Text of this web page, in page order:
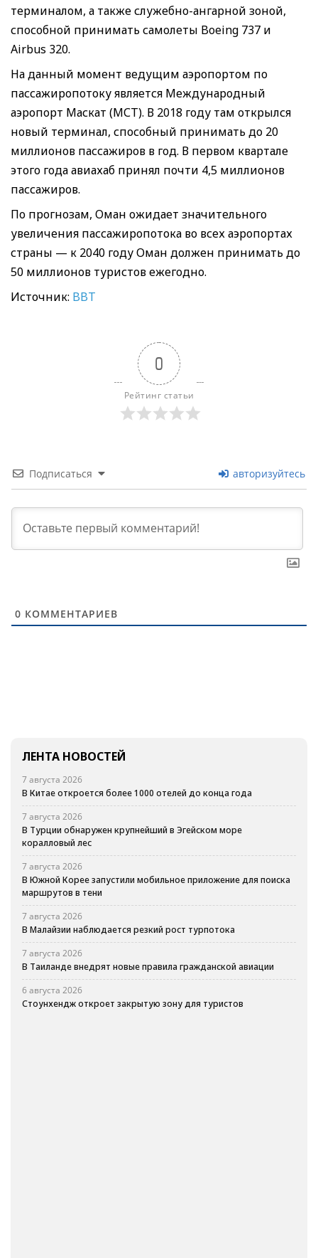
терминалом, а также служебно-ангарной зоной,
способной принимать самолеты Boeing 737 и
Airbus 320.
На данный момент ведущим аэропортом по
пассажиропотоку является Международный
аэропорт Маскат (МСТ). В 2018 году там открылся
новый терминал, способный принимать до 20
миллионов пассажиров в год. В первом квартале
этого года авиахаб принял почти 4,5 миллионов
пассажиров.
По прогнозам, Оман ожидает значительного
увеличения пассажиропотока во всех аэропортах
страны — к 2040 году Оман должен принимать до
50 миллионов туристов ежегодно.
Источник: BBT
0
Рейтинг статьи
Подписаться авторизуйтесь
0 КОММЕНТАРИЕВ
ЛЕНТА НОВОСТЕЙ
7 августа 2026
В Китае откроется более 1000 отелей до конца года
7 августа 2026
В Турции обнаружен крупнейший в Эгейском море
коралловый лес
7 августа 2026
В Южной Корее запустили мобильное приложение для поиска
маршрутов в тени
7 августа 2026
В Малайзии наблюдается резкий рост турпотока
7 августа 2026
В Таиланде внедрят новые правила гражданской авиации
6 августа 2026
Стоунхендж откроет закрытую зону для туристов